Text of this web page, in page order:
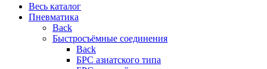
Весь каталог
Пневматика
Back
Быстросъёмные соединения
Back
БРС азиатского типа